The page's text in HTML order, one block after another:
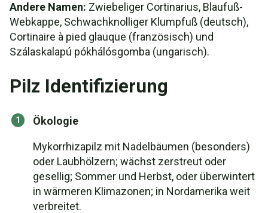
Andere Namen: Zwiebeliger Cortinarius, Blaufuß-
Webkappe, Schwachknolliger Klumpfuß (deutsch),
Cortinaire à pied glauque (französisch) und
Szálaskalapú pókhálósgomba (ungarisch).
Pilz Identifizierung
Ökologie
Mykorrhizapilz mit Nadelbäumen (besonders)
oder Laubhölzern; wächst zerstreut oder
gesellig; Sommer und Herbst, oder überwintert
in wärmeren Klimazonen; in Nordamerika weit
verbreitet.